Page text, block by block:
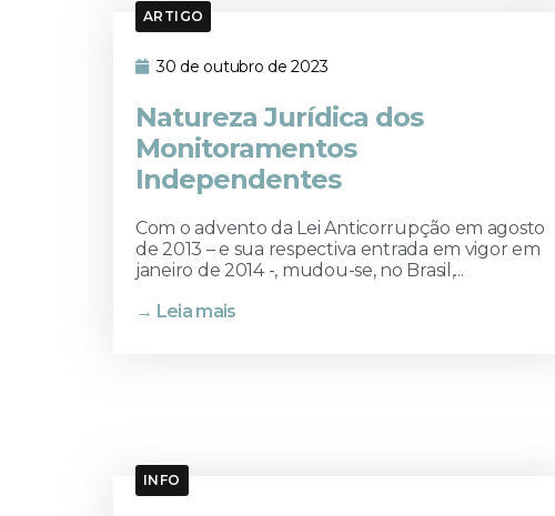
ARTIGO
30 de outubro de 2023
Natureza Jurídica dos
Monitoramentos
Independentes
Com o advento da Lei Anticorrupção em agosto
de 2013 – e sua respectiva entrada em vigor em
janeiro de 2014 -, mudou-se, no Brasil,...
→ Leia mais
INFO